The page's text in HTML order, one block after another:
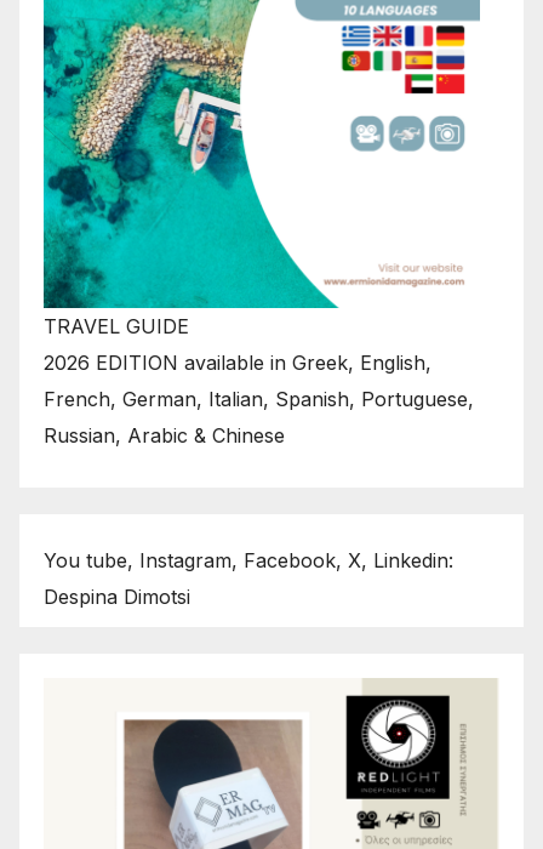
TRAVEL GUIDE
2026 EDITION available in Greek, English,
French, German, Italian, Spanish, Portuguese,
Russian, Arabic & Chinese
You tube, Instagram, Facebook, X, Linkedin:
Despina Dimotsi